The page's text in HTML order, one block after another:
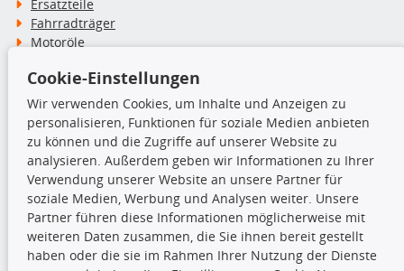
Ersatzteile
Fahrradträger
Motoröle
Schneeketten
TecDoc Inside
Die hier angezeigten Daten insbesondere die gesamte Datenbank dürfen
nicht kopiert werden.
Cookie-Einstellungen
Wir verwenden Cookies, um Inhalte und Anzeigen zu
personalisieren, Funktionen für soziale Medien anbieten
zu können und die Zugriffe auf unserer Website zu
analysieren. Außerdem geben wir Informationen zu Ihrer
Verwendung unserer Website an unsere Partner für
soziale Medien, Werbung und Analysen weiter. Unsere
Partner führen diese Informationen möglicherweise mit
weiteren Daten zusammen, die Sie ihnen bereit gestellt
haben oder die sie im Rahmen Ihrer Nutzung der Dienste